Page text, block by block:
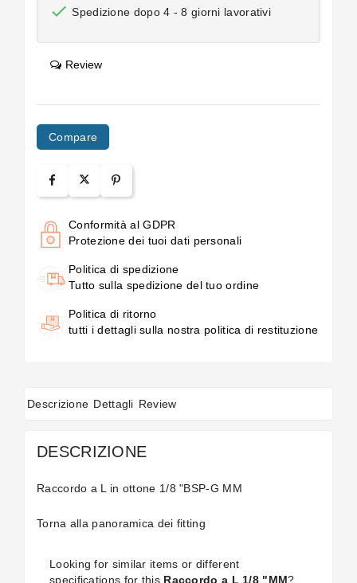
 Spedizione dopo 4 - 8 giorni lavorativi
Review
Compare
Conformità al GDPR
Protezione dei tuoi dati personali
Politica di spedizione
Tutto sulla spedizione del tuo ordine
Politica di ritorno
tutti i dettagli sulla nostra politica di restituzione
Descrizione Dettagli Review
DESCRIZIONE
Raccordo a L in ottone 1/8 "BSP-G MM
Torna alla panoramica dei fitting
Looking for similar items or different
specifications for this Raccordo a L 1/8 "MM?